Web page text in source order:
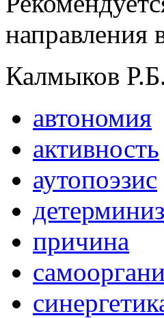
направления
Калмыков
автономия
активность
аутопоэзис
причина